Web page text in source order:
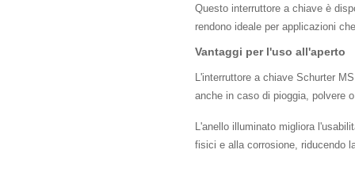
Questo interruttore a chiave è
rendono ideale per applicazioni
Vantaggi per l'uso all'aperto
L'interruttore a chiave Schurter
anche in caso di pioggia, polvere
L'anello illuminato migliora
fisici e alla corrosione, riducendo